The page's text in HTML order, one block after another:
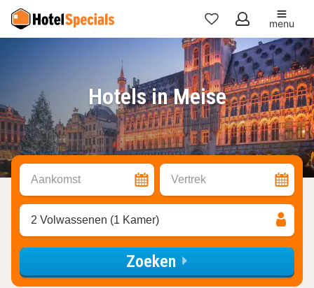
Mijn
favorieten
menu
Hotels in Meise
Aankomst Vertrek
2 Volwassenen (1 Kamer)
Zoeken